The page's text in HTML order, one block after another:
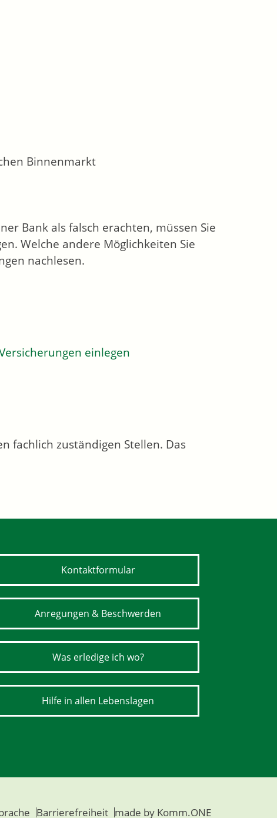
Binnenmarkt
Bank als falsch erachten, müssen Sie
Welche andere Möglichkeiten Sie
nachlesen.
einlegen
fachlich zuständigen Stellen. Das
Kontaktformular
Anregungen & Beschwerden
Was erledige ich wo?
Hilfe in allen Lebenslagen
Barrierefreiheit made by Komm.ONE